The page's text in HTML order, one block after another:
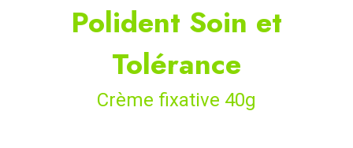
Polident Soin et
Tolérance
Crème fixative 40g